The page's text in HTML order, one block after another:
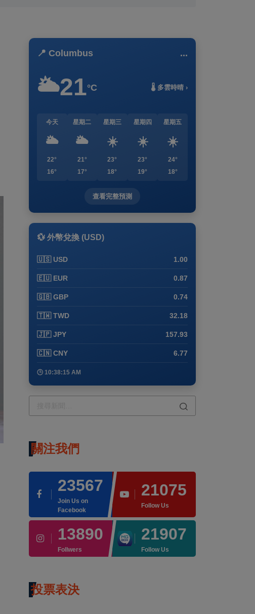
📍 Columbus ...
🌥️21°C 🌡️ 多雲時晴 ›
今天
🌥️
22°
16°
星期二
🌥️
21°
17°
星期三
☀️
23°
18°
星期四
☀️
23°
19°
星期五
☀️
24°
18°
查看完整預測
💱 外幣兌換 (USD)
🇺🇸 USD 1.00
🇪🇺 EUR 0.87
🇬🇧 GBP 0.74
🇹🇼 TWD 32.18
🇯🇵 JPY 157.93
🇨🇳 CNY 6.77
🕒 10:38:15 AM
關注我們
23567
Join Us on
Facebook
21075
Follow Us
13890
Follwers
21907
Follow Us
投票表決